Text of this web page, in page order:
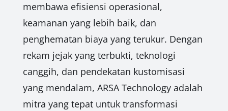
membawa efisiensi operasional,
keamanan yang lebih baik, dan
penghematan biaya yang terukur. Dengan
rekam jejak yang terbukti, teknologi
canggih, dan pendekatan kustomisasi
yang mendalam, ARSA Technology adalah
mitra yang tepat untuk transformasi